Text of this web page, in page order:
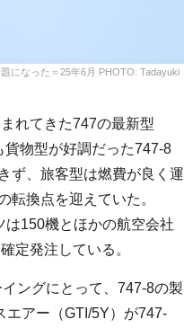
になった＝25年6月 PHOTO: Tadayuki
れてきた747の最新型
貨物型が好調だった747-8
ず、旅客型は燃費が良く運
転換点を迎えていた。
150機とほかの航空会社
定発注している。
ングにとって、747-8の製
エアー（GTI/5Y）が747-